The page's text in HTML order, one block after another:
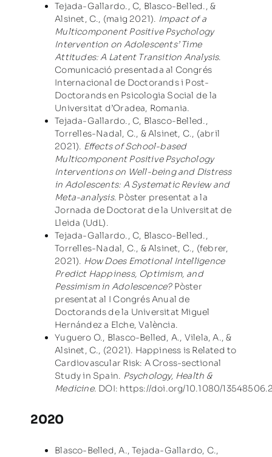
Tejada-Gallardo., C, Blasco-Belled., &
Alsinet, C., (maig 2021). Impact of a
Multicomponent Positive Psychology
Intervention on Adolescents’ Time
Attitudes: A Latent Transition Analysis.
Comunicació presentada al Congrés
Internacional de Doctorands i Post-
Doctorands en Psicologia Social de la
Universitat d’Oradea, Romania.
Tejada-Gallardo., C, Blasco-Belled.,
Torrelles-Nadal, C., & Alsinet, C., (abril
2021). Effects of School-based
Multicomponent Positive Psychology
Interventions on Well-being and Distress
in Adolescents: A Systematic Review and
Meta-analysis. Pòster presentat a la
Jornada de Doctorat de la Universitat de
Lleida (UdL).
Tejada-Gallardo., C, Blasco-Belled.,
Torrelles-Nadal, C., & Alsinet, C., (febrer,
2021). How Does Emotional Intelligence
Predict Happiness, Optimism, and
Pessimism in Adolescence?Pòster
presentat al I Congrés Anual de
Doctorands de la Universitat Miguel
Hernández a Elche, València.
Yuguero O., Blasco-Belled, A., Vilela, A., &
Alsinet, C., (2021). Happiness is Related to
Cardiovascular Risk: A Cross-sectional
Study in Spain. Psychology, Health &
Medicine. DOI: https://doi.org/10.1080/
2020
Blasco-Belled, A., Tejada-Gallardo, C.,